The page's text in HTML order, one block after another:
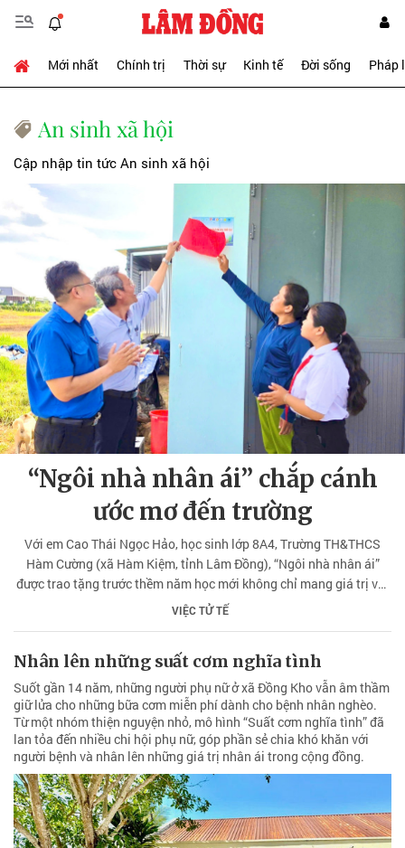
Mới nhất Chính trị Thời sự Kinh tế Đời sống Pháp
An sinh xã hội
Cập nhập tin tức An sinh xã hội
“Ngôi nhà nhân ái” chắp cánh
ước mơ đến trường
Với em Cao Thái Ngọc Hảo, học sinh lớp 8A4, Trường TH&THCS
Hàm Cường (xã Hàm Kiệm, tỉnh Lâm Đồng), “Ngôi nhà nhân ái”
được trao tặng trước thềm năm học mới không chỉ mang giá trị vật
chất mà còn mở ra hi vọng về tương lai tươi sáng. Vì ở đó không chỉ
là nơi che mưa, che nắng cho gia đình mà còn là điểm tựa để em
VIỆC TỬ TẾ
Nhân lên những suất cơm nghĩa tình
Suốt gần 14 năm, những người phụ nữ ở xã Đồng Kho vẫn âm thầm
giữ lửa cho những bữa cơm miễn phí dành cho bệnh nhân nghèo.
Từ một nhóm thiện nguyện nhỏ, mô hình “Suất cơm nghĩa tình” đã
lan tỏa đến nhiều chi hội phụ nữ, góp phần sẻ chia khó khăn với
người bệnh và nhân lên những giá trị nhân ái trong cộng đồng.